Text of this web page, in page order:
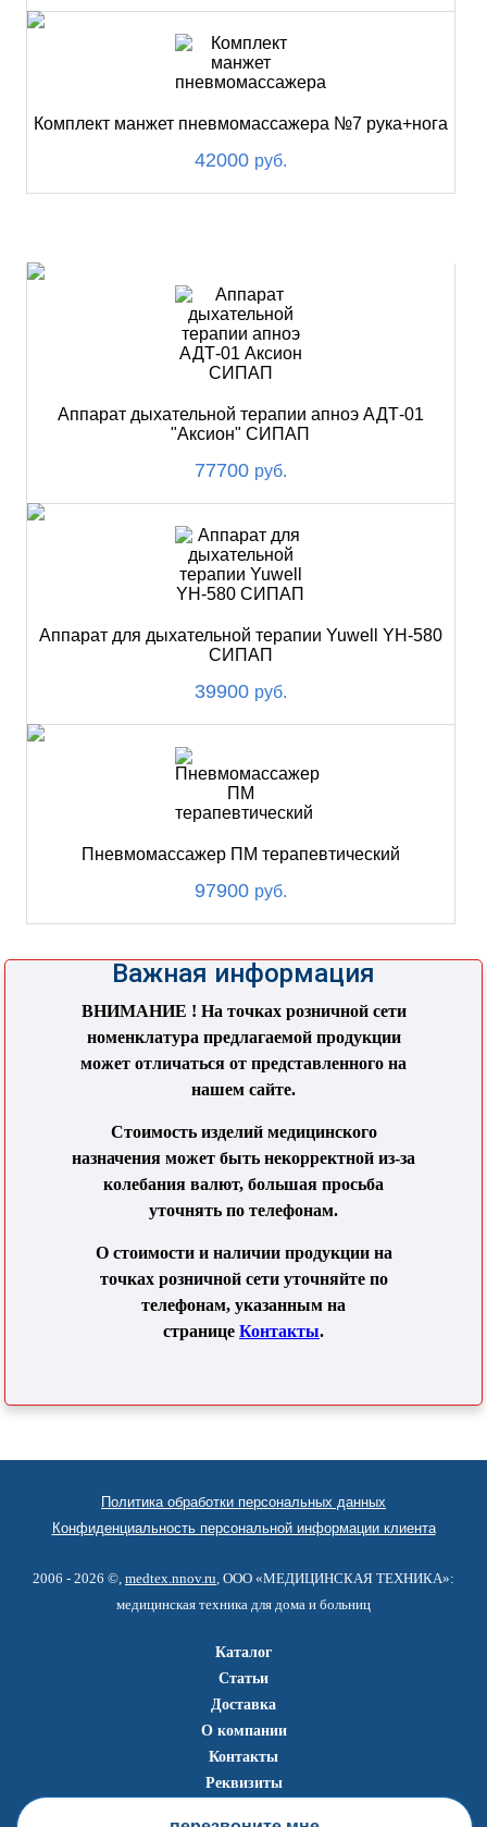
Комплект манжет пневмомассажера №7 рука+нога
42000 руб.
Аппарат дыхательной терапии апноэ АДТ-01
"Аксион" СИПАП
77700 руб.
Аппарат для дыхательной терапии Yuwell YH-580
СИПАП
39900 руб.
Пневмомассажер ПМ терапевтический
97900 руб.
Важная информация
ВНИМАНИЕ ! На точках розничной сети
номенклатура предлагаемой продукции
может отличаться от представленного на
нашем сайте.
Стоимость изделий медицинского
назначения может быть некорректной из-за
колебания валют, большая просьба
уточнять по телефонам.
О стоимости и наличии продукции на
точках розничной сети уточняйте по
телефонам, указанным на
странице Контакты.
Политика обработки персональных данных
Конфиденциальность персональной информации клиента
2006 - 2026 ©, medtex.nnov.ru , ООО «МЕДИЦИНСКАЯ ТЕХНИКА»:
медицинская техника для дома и больниц
Каталог
Статьи
Доставка
О компании
Контакты
Реквизиты